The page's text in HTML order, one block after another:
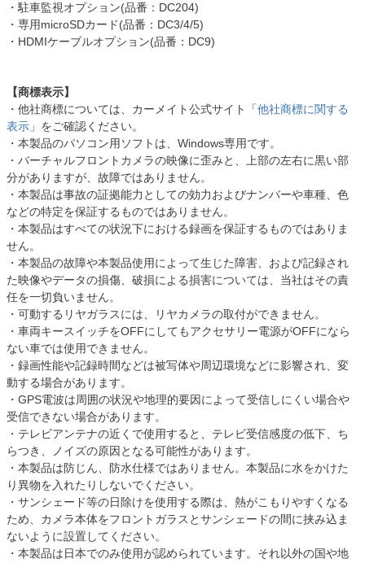
・駐車監視オプション(品番：DC204)
・専用microSDカード(品番：DC3/4/5)
・HDMIケーブルオプション(品番：DC9)
【商標表示】
・他社商標については、カーメイト公式サイト「他社商標に関する
表示 」をご確認ください。
・本製品のパソコン用ソフトは、Windows専用です。
・バーチャルフロントカメラの映像に歪みと、上部の左右に黒い部
分がありますが、故障ではありません。
・本製品は事故の証拠能力としての効力およびナンバーや車種、色
などの特定を保証するものではありません。
・本製品はすべての状況下における録画を保証するものではありま
せん。
・本製品の故障や本製品使用によって生じた障害、および記録され
た映像やデータの損傷、破損による損害については、当社はその責
任を一切負いません。
・可動するリヤガラスには、リヤカメラの取付ができません。
・車両キースイッチをOFFにしてもアクセサリー電源がOFFになら
ない車では使用できません。
・録画性能や記録時間などは被写体や周辺環境などに影響され、変
動する場合があります。
・GPS電波は周囲の状況や地理的要因によって受信しにくい場合や
受信できない場合があります。
・テレビアンテナの近くで使用すると、テレビ受信感度の低下、ち
らつき、ノイズの原因となる可能性があります。
・本製品は防じん、防水仕様ではありません。本製品に水をかけた
り異物を入れたりしないでください。
・サンシェード等の日除けを使用する際は、熱がこもりやすくなる
ため、カメラ本体をフロントガラスとサンシェードの間に挟み込ま
ないように設置してください。
・本製品は日本でのみ使用が認められています。それ以外の国や地